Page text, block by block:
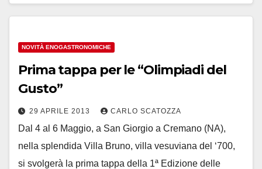
NOVITÀ ENOGASTRONOMICHE
Prima tappa per le “Olimpiadi del
Gusto”
29 APRILE 2013 CARLO SCATOZZA
Dal 4 al 6 Maggio, a San Giorgio a Cremano (NA),
nella splendida Villa Bruno, villa vesuviana del ‘700,
si svolgerà la prima tappa della 1ª Edizione delle